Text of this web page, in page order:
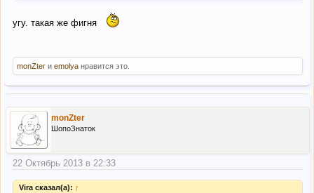
угу. такая же фигня
monZter и emolya нравится это.
monZter
ШопоЗнаток
22 Октябрь 2013 в 22:33
Vira сказал(а): ↑